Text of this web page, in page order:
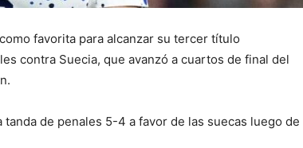
favorita para alcanzar su tercer título
contra Suecia, que avanzó a cuartos de final del
de penales 5-4 a favor de las suecas luego de